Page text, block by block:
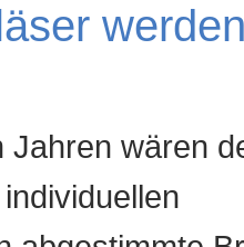
Jahren wären